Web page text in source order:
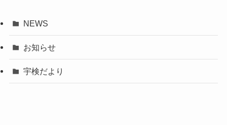
NEWS
お知らせ
宇検だより